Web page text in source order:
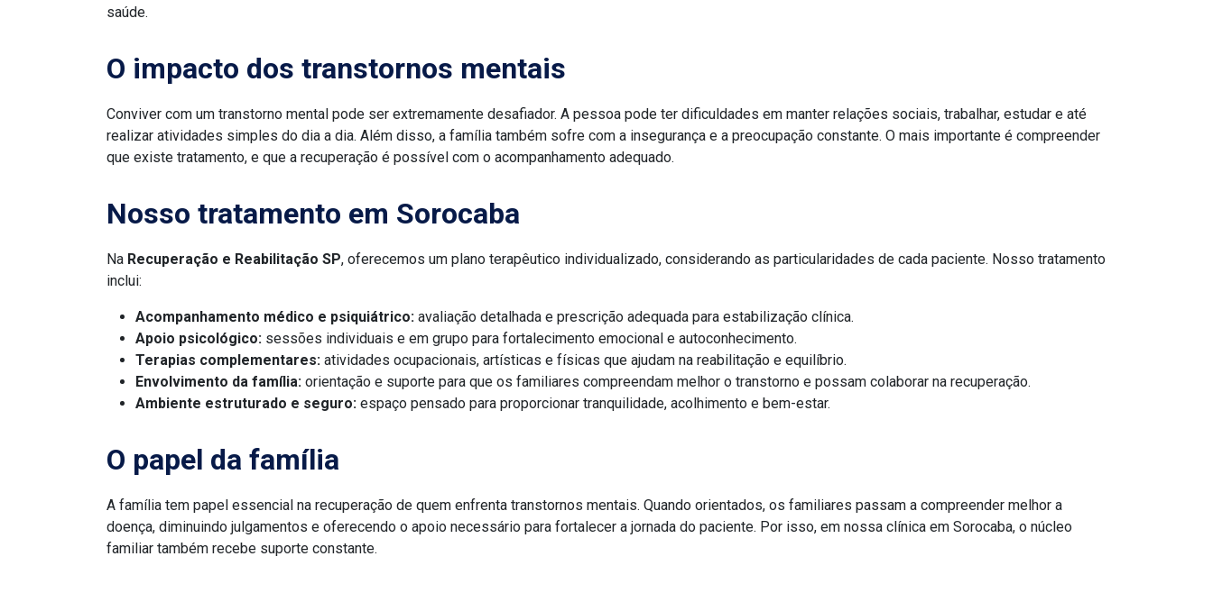
saúde.
O impacto dos transtornos mentais
Conviver com um transtorno mental pode ser extremamente desafiador. A pessoa pode ter dificuldades em manter relações sociais, trabalhar, estudar e até
realizar atividades simples do dia a dia. Além disso, a família também sofre com a insegurança e a preocupação constante. O mais importante é compreender
que existe tratamento, e que a recuperação é possível com o acompanhamento adequado.
Nosso tratamento em Sorocaba
Na Recuperação e Reabilitação SP, oferecemos um plano terapêutico individualizado, considerando as particularidades de cada paciente. Nosso tratamento
inclui:
Acompanhamento médico e psiquiátrico: avaliação detalhada e prescrição adequada para estabilização clínica.
Apoio psicológico: sessões individuais e em grupo para fortalecimento emocional e autoconhecimento.
Terapias complementares: atividades ocupacionais, artísticas e físicas que ajudam na reabilitação e equilíbrio.
Envolvimento da família: orientação e suporte para que os familiares compreendam melhor o transtorno e possam colaborar na recuperação.
Ambiente estruturado e seguro: espaço pensado para proporcionar tranquilidade, acolhimento e bem-estar.
O papel da família
A família tem papel essencial na recuperação de quem enfrenta transtornos mentais. Quando orientados, os familiares passam a compreender melhor a
doença, diminuindo julgamentos e oferecendo o apoio necessário para fortalecer a jornada do paciente. Por isso, em nossa clínica em Sorocaba, o núcleo
familiar também recebe suporte constante.